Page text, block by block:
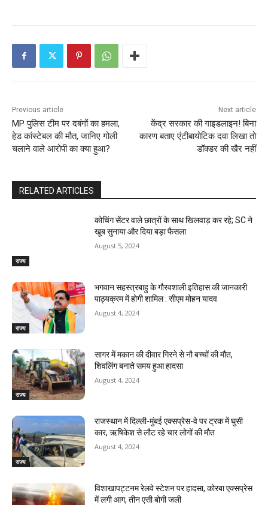
Previous article
MP पुलिस टीम पर दबंगों का हमला,
हेड कांस्टेबल की मौत, जानिए गोली
चलाने वाले आरोपी का क्या हुआ?
Next article
केंद्र सरकार की गाइडलाइन! बिना
कारण बताए एंटीबायोटिक दवा लिखा तो
डॉक्‍डर की खैर नहीं
RELATED ARTICLES
राज्य
कोचिंग सेंटर वाले छात्रों के साथ खिलवाड़ कर रहे; SC ने
खूब सुनाया और दिया बड़ा फैसला
August 5, 2024
राज्य
भगवान सहस्त्रबाहु के गौरवशाली इतिहास की जानकारी
पाठ्यक्रम में होगी शामिल : सीएम मोहन यादव
August 4, 2024
राज्य
सागर में मकान की दीवार गिरने से नौ बच्चों की मौत,
शिवलिंग बनाते समय हुआ हादसा
August 4, 2024
राज्य
राजस्‍थान में दिल्ली-मुंबई एक्सप्रेस-वे पर ट्रक में घुसी
कार, ऋषिकेश से लौट रहे चार लोगों की मौत
August 4, 2024
विशाखापट्टनम रेलवे स्टेशन पर हादसा, कोरबा एक्सप्रेस
में लगी आग, तीन एसी बोगी जली